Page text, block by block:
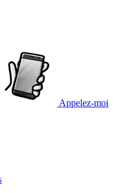
Appelez-moi